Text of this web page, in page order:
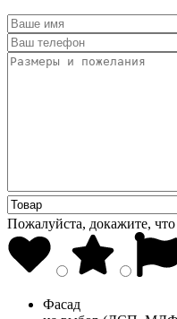
Пожалуйста, докажите,
Фасад